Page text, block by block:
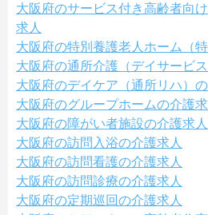
大阪府のサービス付き高齢者向
求人
大阪府の特別養護老人ホーム（
大阪府の通所介護（デイサービ
大阪府のデイケア（通所リハ）
大阪府のグループホームの介護求
大阪府の障がい者施設の介護求人
大阪府の訪問入浴の介護求人
大阪府の訪問看護の介護求人
大阪府の訪問診療の介護求人
大阪府の定期巡回の介護求人